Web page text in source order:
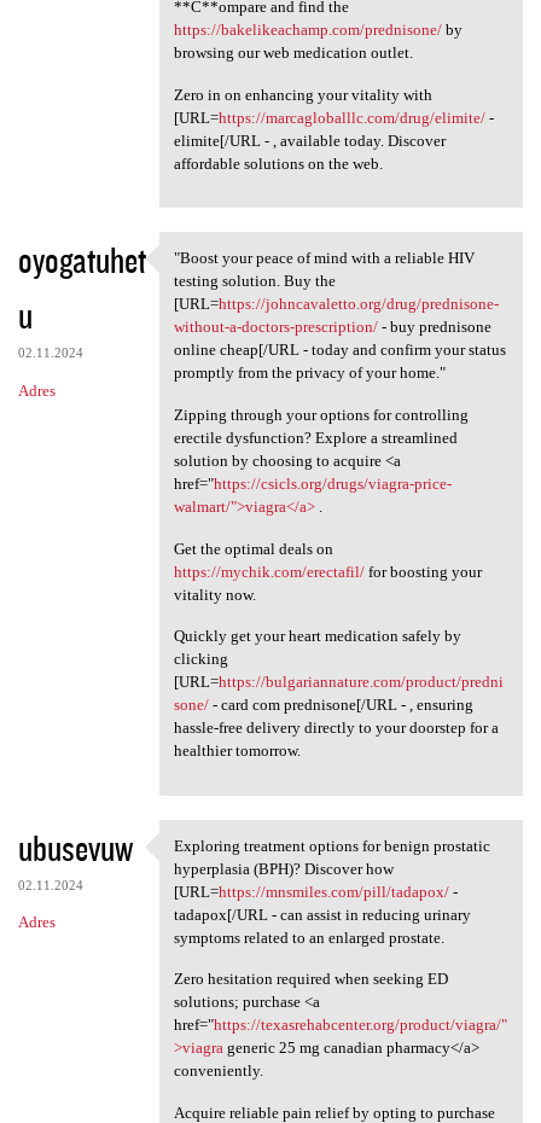
**C**ompare and find the
https://bakelikeachamp.com/prednisone/by
browsing our web medication outlet.
Zero in on enhancing your vitality with
[URL=https://marcagloballlc.com/drug/elimite/-
elimite[/URL - , available today. Discover
affordable solutions on the web.
oyogatuhet
u
02.11.2024
Adres
"Boost your peace of mind
"Boost your peace of mind with a reliable HIV
testing solution. Buy the
[URL=https://johncavaletto.org/drug/prednisone-
without-a-doctors-prescription/- buy prednisone
online cheap[/URL - today and confirm your status
promptly from the privacy of your home."
Zipping through your options for controlling
erectile dysfunction? Explore a streamlined
solution by choosing to acquire <a
href="https://csicls.org/drugs/viagra-price-
walmart/">viagra</a>.
Get the optimal deals on
https://mychik.com/erectafil/for boosting your
vitality now.
Quickly get your heart medication safely by
clicking
[URL=https://bulgariannature.com/product/predni
sone/- card com prednisone[/URL - , ensuring
hassle-free delivery directly to your doorstep for a
healthier tomorrow.
ubusevuw
02.11.2024
Adres
Exploring treatment options
Exploring treatment options for benign prostatic
hyperplasia (BPH)? Discover how
[URL=https://mnsmiles.com/pill/tadapox/-
tadapox[/URL - can assist in reducing urinary
symptoms related to an enlarged prostate.
Zero hesitation required when seeking ED
solutions; purchase <a
href="https://texasrehabcenter.org/product/viagra/"
>viagrageneric 25 mg canadian pharmacy</a>
conveniently.
Acquire reliable pain relief by opting to purchase